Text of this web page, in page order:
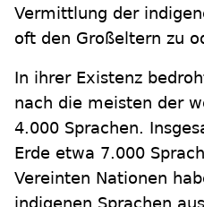
Vermittlung der
oft den Großeltern zu
In ihrer Existenz
nach die meisten der
4.000 Sprachen.
Erde etwa 7.000
Vereinten Nationen
indigenen Sprachen